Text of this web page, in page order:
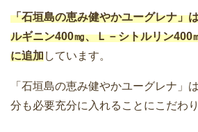
「石垣島の恵み健やかユーグレナ」
ルギニン400㎎、Ｌ－シトルリン400
に追加しています。
「石垣島の恵み健やかユーグレナ」
分も必要充分に入れることにこだわり